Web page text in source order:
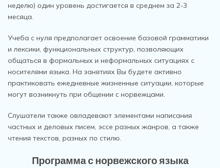
неделю) один уровень достигается в среднем за 2-3
месяца.
Учеба с нуля предполагает освоение базовой грамматики
и лексики, функциональных структур, позволяющих
общаться в формальных и неформальных ситуациях с
носителями языка. На занятиях Вы будете активно
практиковать ежедневные жизненные ситуации, которые
могут возникнуть при общении с норвежцами.
Слушатели также овладевают элементами написания
частных и деловых писем, эссе разных жанров, а также
чтения текстов, разных по стилю.
Программа с норвежского языка